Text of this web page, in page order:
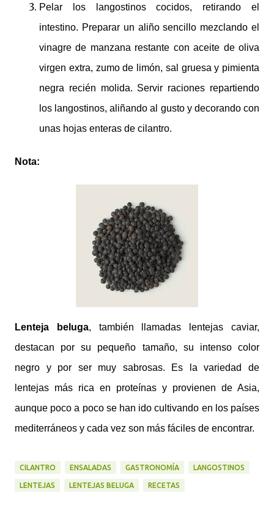
Pelar los langostinos cocidos, retirando el
intestino. Preparar un aliño sencillo mezclando el
vinagre de manzana restante con aceite de oliva
virgen extra, zumo de limón, sal gruesa y pimienta
negra recién molida. Servir raciones repartiendo
los langostinos, aliñando al gusto y decorando con
unas hojas enteras de cilantro.
Nota:
Lenteja beluga, también llamadas lentejas caviar,
destacan por su pequeño tamaño, su intenso color
negro y por ser muy sabrosas. Es la variedad de
lentejas más rica en proteínas y provienen de Asia,
aunque poco a poco se han ido cultivando en los países
mediterráneos y cada vez son más fáciles de encontrar.
CILANTRO ENSALADAS GASTRONOMÍA LANGOSTINOS
LENTEJAS LENTEJAS BELUGA RECETAS